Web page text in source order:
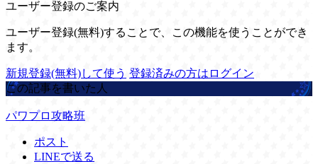
ユーザー登録のご案内
ユーザー登録(無料)することで、この機能を使うことができ
ます。
新規登録(無料)して使う 登録済みの方はログイン
この記事を書いた人
パワプロ攻略班
ポスト
LINEで送る